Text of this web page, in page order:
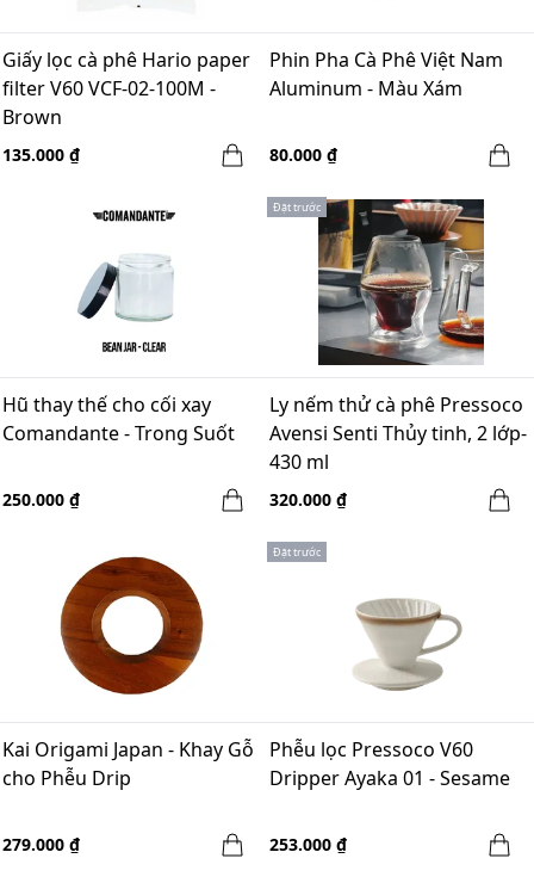
Giấy lọc cà phê Hario paper
filter V60 VCF-02-100M -
Brown
135.000 ₫
Phin Pha Cà Phê Việt Nam
Aluminum - Màu Xám
80.000 ₫
Hũ thay thế cho cối xay
Comandante - Trong Suốt
250.000 ₫
Đặt trước
Ly nếm thử cà phê Pressoco
Avensi Senti Thủy tinh, 2 lớp-
430 ml
320.000 ₫
Kai Origami Japan - Khay Gỗ
cho Phễu Drip
279.000 ₫
Đặt trước
Phễu lọc Pressoco V60
Dripper Ayaka 01 - Sesame
253.000 ₫